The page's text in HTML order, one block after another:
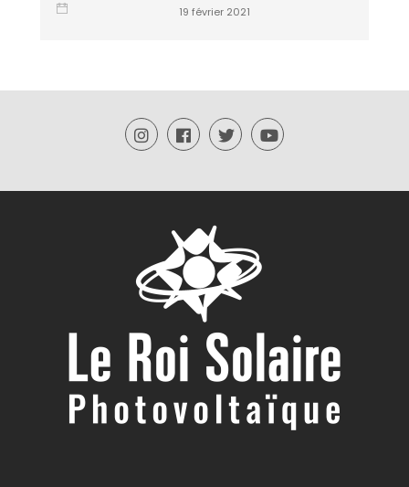
19 février 2021